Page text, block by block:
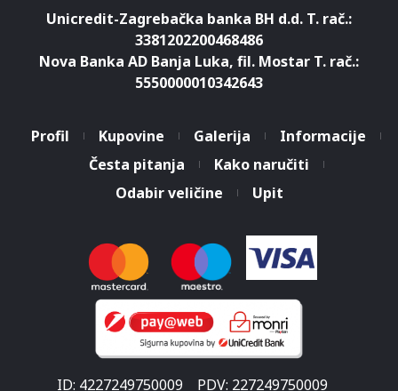
Unicredit-Zagrebačka banka BH d.d. T. rač.:
3381202200468486
Nova Banka AD Banja Luka, fil. Mostar T. rač.:
5550000010342643
Profil Kupovine Galerija
Informacije
Česta pitanja
Kako naručiti
Odabir veličine
Upit
ID: 4227249750009 PDV: 227249750009